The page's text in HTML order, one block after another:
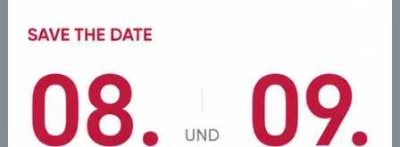
品牌巴士以提高可见性